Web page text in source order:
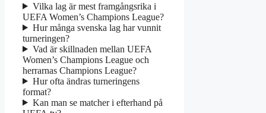
Vilka lag är mest framgångsrika i
UEFA Women’s Champions League?
Hur många svenska lag har vunnit
turneringen?
Vad är skillnaden mellan UEFA
Women’s Champions League och
herrarnas Champions League?
Hur ofta ändras turneringens
format?
Kan man se matcher i efterhand på